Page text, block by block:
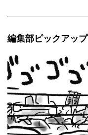
編集部ピックアップ